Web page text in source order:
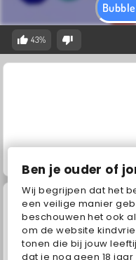
Ben je ouder of
Wij begrijpen dat het
een veilige manier
beschouwen het ook
om de website
tonen die bij jouw
dat je nog geen 18
43%
Bubble Shooter Classic